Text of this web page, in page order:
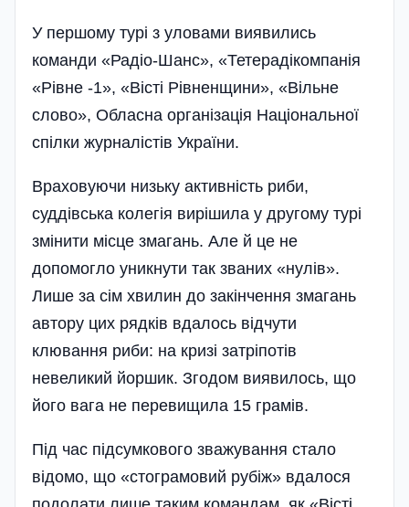
У першому турі з уловами виявились
команди «Радіо-Шанс», «Тетерадікомпанія
«Рівне -1», «Вісті Рівненщини», «Вільне
слово», Обласна організація Національної
спілки журналістів України.
Враховуючи низьку активність риби,
суддівська колегія вирішила у другому турі
змінити місце змагань. Але й це не
допомогло уникнути так званих «нулів».
Лише за сім хвилин до закінчення змагань
автору цих рядків вдалось відчути
клювання риби: на кризі затріпотів
невеликий йоршик. Згодом виявилось, що
його вага не перевищила 15 грамів.
Під час підсумкового зважування стало
відомо, що «стограмовий рубіж» вдалося